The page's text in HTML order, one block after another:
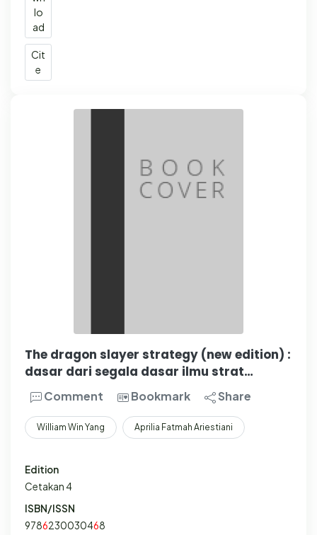
lo
ad
Cit
e
The dragon slayer strategy (new edition) :
dasar dari segala dasar ilmu strat…
Comment Bookmark Share
William Win Yang Aprilia Fatmah Ariestiani
Edition
Cetakan 4
ISBN/ISSN
9786230030468